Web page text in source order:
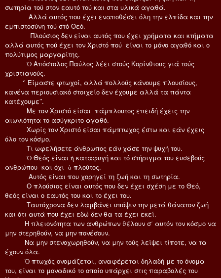
σωτηρία τού στον εαυτό τού και στα υλικά αγαθά.
Αλλά αυτός που έχει εναποθέσει όλη την ελπίδα και την
εμπιστοσύνη τού στό Θεό.
Πλούσιος δεν είναι αυτός που έχει χρήματα και κτήματα
αλλά αυτός πού έχει τον Χριστό πού είναι το μόνο αγαθό και ο
πολύτιμος μαργαρίτης.
Ὁ Απόστολος Παύλος λέει στούς Κορίνθιους γιά τούς
χριστιανούς.
‘’ Είμαστε φτωχοί, αλλά πολλούς κάνουμε πλουσίους,
κανένα περιουσιακό στοιχείο δεν έχουμε αλλά τα πάντα
κατέχουμε’’.
Με τον Χριστό είσαι πάμπλουτος επειδή έχεις την
αιωνιότητα το ασύγκριτο αγαθό.
Χωρίς τον Χριστό είσαι πάμπτωχος έστω και εάν έχεις
όλο τον κόσμο.
Τι ωφελήσετε άνθρωπος εάν χάσε την ψυχή του.
Ὁ Θεός είναι ἠ καταφυγή και τό στήριγμα του ευσεβούς
ανθρώπου και όχι ὁ πλούτος.
Αυτός είναι που χορηγεί τη ζωή και τη σωτηρία.
Ο πλούσιος είναι αυτός που δεν έχει σχέση με το Θεό,
θεός είναι ο εαυτός του και το έχει του.
Ταυτόχρονα δεν λαμβάνει υπόψιν την μετά θάνατον ζωή
και ότι αυτά που έχει εδώ δεν θα τα έχει εκεί.
Η πλειονότητα των ανθρώπων θέλουν σ΄ αυτόν τον κόσμο να
μην στερηθούν, να μην πονέσουν.
Να μην στενοχωρηθούν, να μην τούς λείψει τίποτε, να τα
έχουν όλα.
Ὁ πτωχός ονομάζεται, αναφέρεται δηλαδή με το όνομα
του, είναι το μοναδικό το οποίο υπάρχει στις παραβολές του